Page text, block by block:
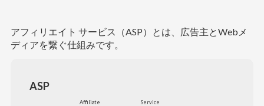
アフィリエイト サービス（ASP）とは、広告主とWebメ
ディアを繋ぐ仕組みです。
ASP
Affiliate Service